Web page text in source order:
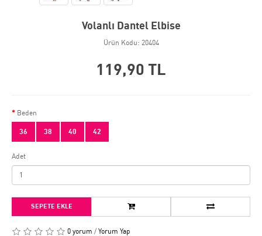
Volanlı Dantel Elbise
Ürün Kodu: 20404
119,90 TL
Beden
36 38 40 42
Adet
SEPETE EKLE
0 yorum / Yorum Yap